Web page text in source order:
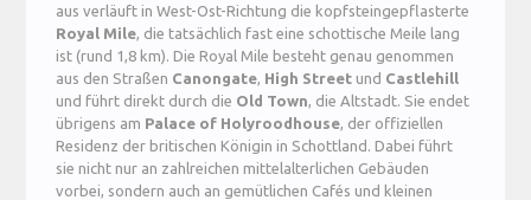
aus verläuft in West-Ost-Richtung die kopfsteingepflasterte
Royal Mile, die tatsächlich fast eine schottische Meile lang
ist (rund 1,8 km). Die Royal Mile besteht genau genommen
aus den Straßen Canongate, High Street und Castlehill
und führt direkt durch die Old Town, die Altstadt. Sie endet
übrigens am Palace of Holyroodhouse, der offiziellen
Residenz der britischen Königin in Schottland. Dabei führt
sie nicht nur an zahlreichen mittelalterlichen Gebäuden
vorbei, sondern auch an gemütlichen Cafés und kleinen